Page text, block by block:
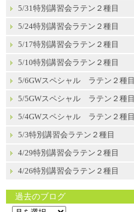
5/31特別講習会ラテン２種目
5/24特別講習会ラテン２種目
5/17特別講習会ラテン２種目
5/10特別講習会ラテン２種目
5/6GWスペシャル ラテン２種目
5/5GWスペシャル ラテン２種目
5/4GWスペシャル ラテン２種目
5/3特別講習会ラテン２種目
4/29特別講習会ラテン２種目
4/26特別講習会ラテン２種目
過去のブログ
過